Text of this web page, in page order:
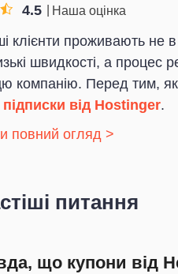
4.5 Наша оцінка
клієнти проживають не
швидкості, а процес
компанію. Перед тим, як
від Hostinger.
повний огляд >
питання
що купони від